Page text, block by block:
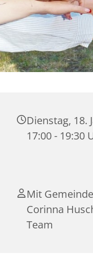
Dienstag, 18.
17:00 - 19:30
Mit
Corinna
Team